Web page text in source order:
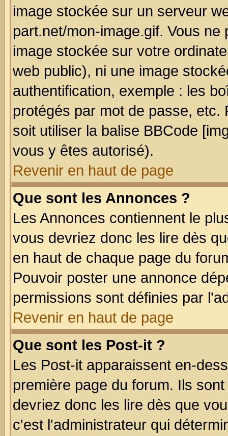
image stockée sur un serveur
part.net/mon-image.gif. Vous
image stockée sur votre
web public), ni une image
authentification, exemple : les
protégés par mot de passe,
soit utiliser la balise BBCode
vous y êtes autorisé).
Revenir en haut de page
Que sont les Annonces ?
Les Annonces contiennent le
vous devriez donc les lire dès
en haut de chaque page du
Pouvoir poster une annonce
permissions sont définies par
Revenir en haut de page
Que sont les Post-it ?
Les Post-it apparaissent en-
première page du forum. Ils
devriez donc les lire dès que
c'est l'administrateur qui